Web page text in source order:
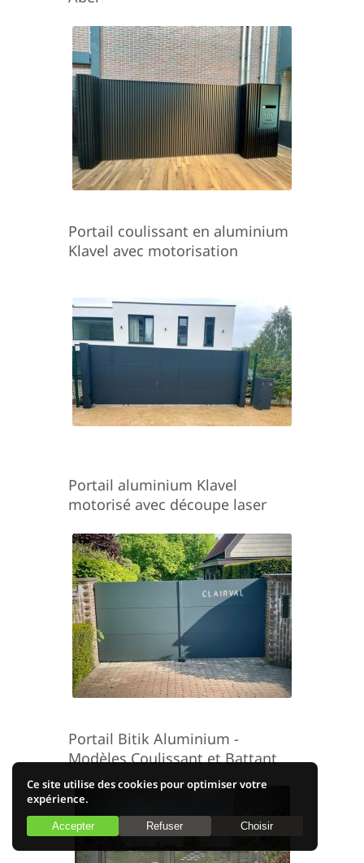
Portail coulissant en aluminium
Klavel avec motorisation
Portail aluminium Klavel
motorisé avec découpe laser
Portail Bitik Aluminium -
Modèles Coulissant et Battant
Ce site utilise des cookies pour optimiser votre
expérience.
Accepter Refuser Choisir